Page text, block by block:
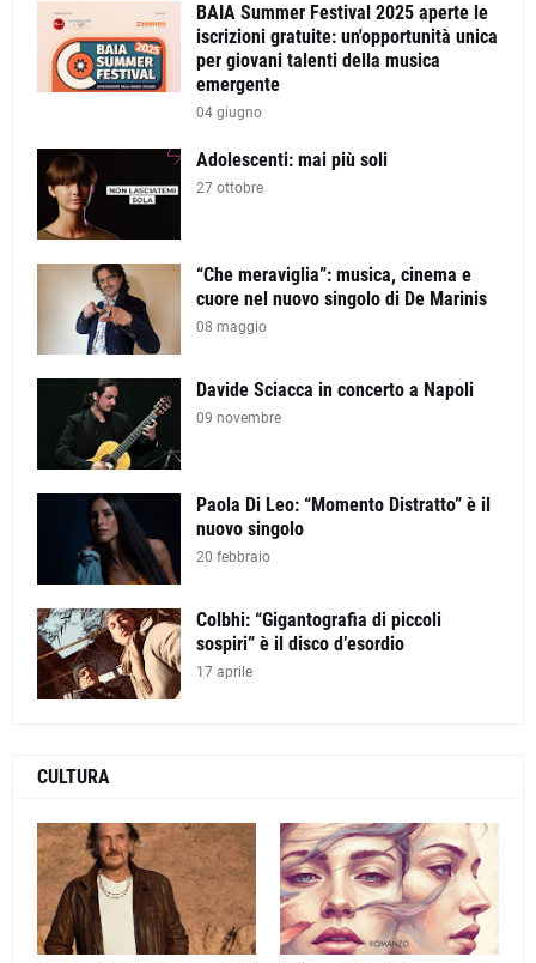
BAIA Summer Festival 2025 aperte le
iscrizioni gratuite: un'opportunità unica
per giovani talenti della musica
emergente
04 giugno
Adolescenti: mai più soli
27 ottobre
“Che meraviglia”: musica, cinema e
cuore nel nuovo singolo di De Marinis
08 maggio
Davide Sciacca in concerto a Napoli
09 novembre
Paola Di Leo: “Momento Distratto” è il
nuovo singolo
20 febbraio
Colbhi: “Gigantografia di piccoli
sospiri” è il disco d’esordio
17 aprile
CULTURA